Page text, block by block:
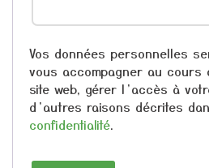
Vos données personnelles
vous accompagner au cours
site web, gérer l’accès à
d’autres raisons décrites
confidentialité.